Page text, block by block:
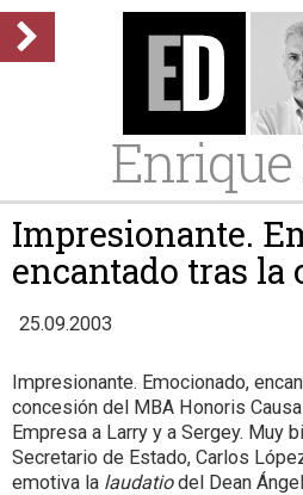
Enrique
Impresionante.
encantado tras la
25.09.2003
Impresionante. Emocionado,
concesión del MBA Honoris
Empresa a Larry y a Sergey. Muy
Secretario de Estado, Carlos
emotiva la laudatiodel Dean